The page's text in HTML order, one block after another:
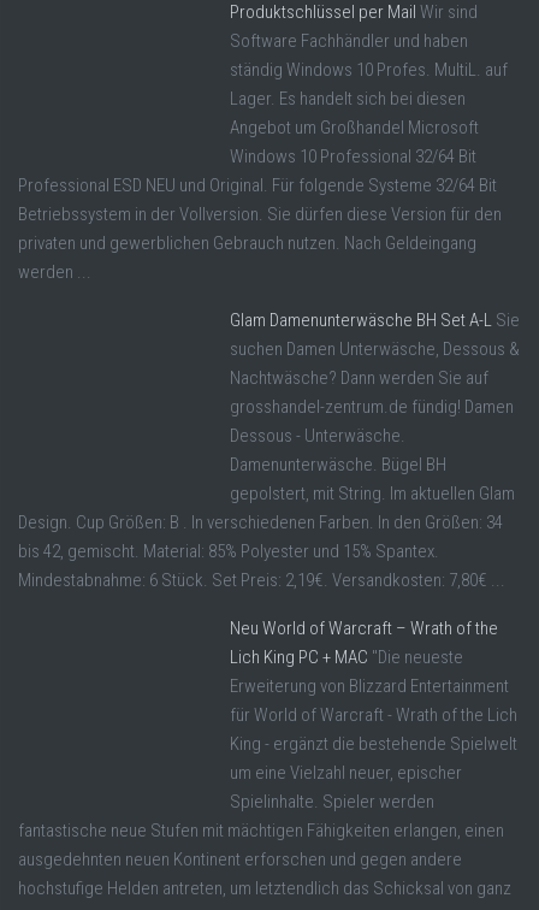
Produktschlüssel per Mail Wir sind
Software Fachhändler und haben
ständig Windows 10 Profes. MultiL. auf
Lager. Es handelt sich bei diesen
Angebot um Großhandel Microsoft
Windows 10 Professional 32/64 Bit
Professional ESD NEU und Original. Für folgende Systeme 32/64 Bit
Betriebssystem in der Vollversion. Sie dürfen diese Version für den
privaten und gewerblichen Gebrauch nutzen. Nach Geldeingang
werden ...
Glam Damenunterwäsche BH Set A-L Sie
suchen Damen Unterwäsche, Dessous &
Nachtwäsche? Dann werden Sie auf
grosshandel-zentrum.de fündig! Damen
Dessous - Unterwäsche.
Damenunterwäsche. Bügel BH
gepolstert, mit String. Im aktuellen Glam
Design. Cup Größen: B . In verschiedenen Farben. In den Größen: 34
bis 42, gemischt. Material: 85% Polyester und 15% Spantex.
Mindestabnahme: 6 Stück. Set Preis: 2,19€. Versandkosten: 7,80€ ...
Neu World of Warcraft – Wrath of the
Lich King PC + MAC "Die neueste
Erweiterung von Blizzard Entertainment
für World of Warcraft - Wrath of the Lich
King - ergänzt die bestehende Spielwelt
um eine Vielzahl neuer, epischer
Spielinhalte. Spieler werden
fantastische neue Stufen mit mächtigen Fähigkeiten erlangen, einen
ausgedehnten neuen Kontinent erforschen und gegen andere
hochstufige Helden antreten, um letztendlich das Schicksal von ganz